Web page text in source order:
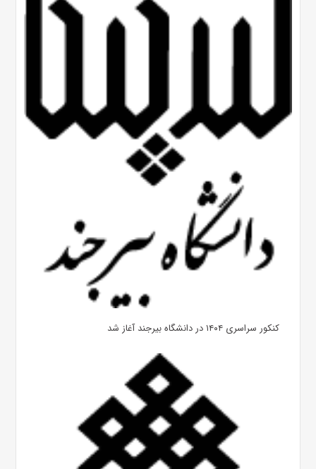
کنکور سراسری ۱۴۰۴ در دانشگاه بیرجند آغاز شد